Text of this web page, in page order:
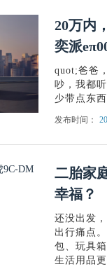
20万内
奕派
quot;爸爸
吵，我都
少带点东
发布时间：
二胎家
幸福？
还没出发
出行痛点
包、玩具
生活用品